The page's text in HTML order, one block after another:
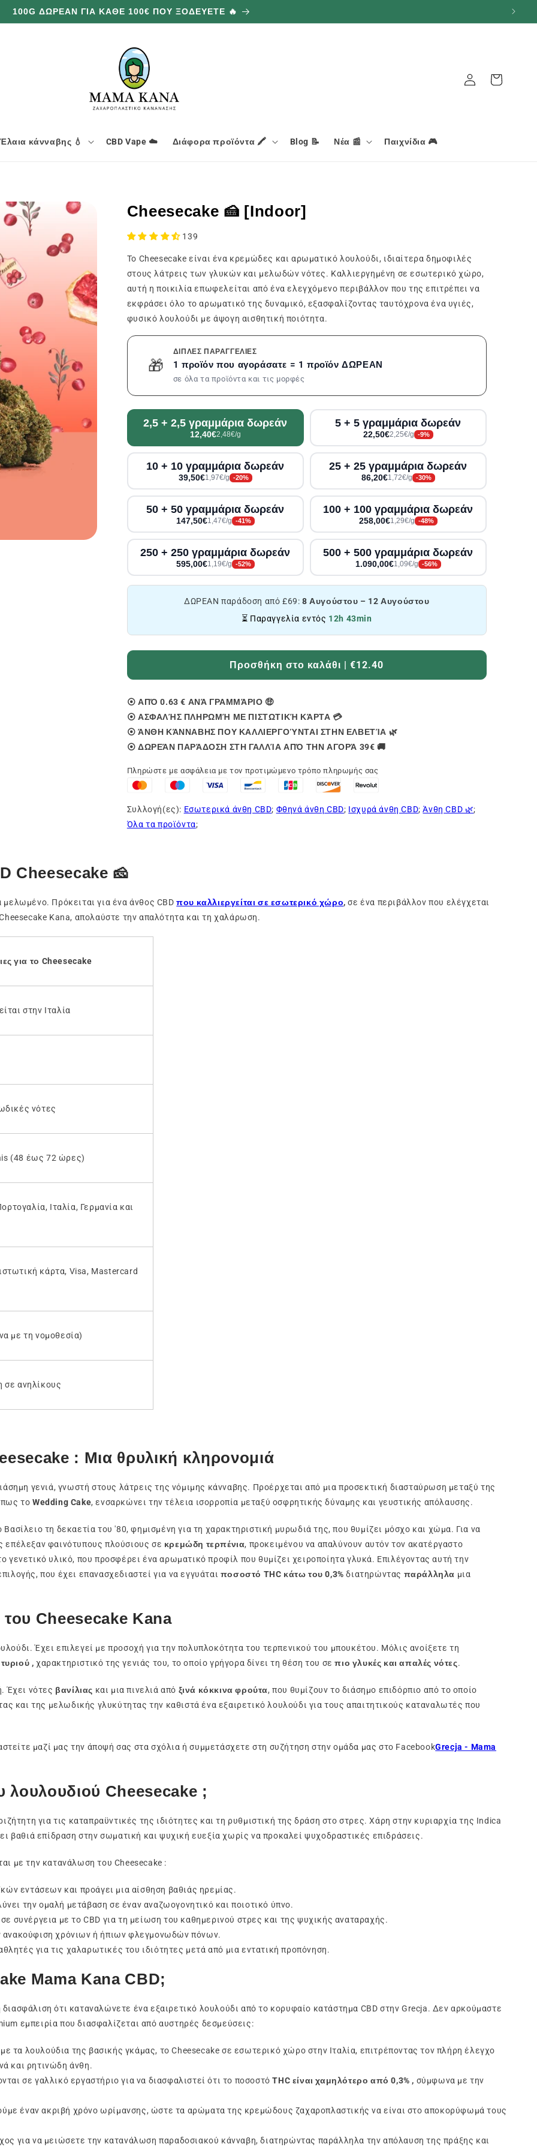
100G ΔΩΡΕΑΝ ΓΙΑ ΚΑΘΕ 100€ ΠΟΥ ΞΟΔΕΥΕΤΕ 🔥
Έλαια κάνναβης 💧 CBD Vape ☁️ Διάφορα προϊόντα 🖍️ Blog 📝 Νέα 📰 Παιχνίδια 🎮
Σύνδεση Καλάθι
Cheesecake 🍰 [Indoor]
139
Το Cheesecake είναι ένα κρεμώδες και αρωματικό λουλούδι, ιδιαίτερα δημοφιλές
στους λάτρεις των γλυκών και μελωδών νότες. Καλλιεργημένη σε εσωτερικό χώρο,
αυτή η ποικιλία επωφελείται από ένα ελεγχόμενο περιβάλλον που της επιτρέπει να
εκφράσει όλο το αρωματικό της δυναμικό, εξασφαλίζοντας ταυτόχρονα ένα υγιές,
φυσικό λουλούδι με άψογη αισθητική ποιότητα.
🎁
ΔΙΠΛΈΣ ΠΑΡΑΓΓΕΛΊΕΣ
1 προϊόν που αγοράσατε = 1 προϊόν ΔΩΡΕΑΝ
σε όλα τα προϊόντα και τις μορφές
2,5 + 2,5 γραμμάρια δωρεάν
12,40€2,48€/g
5 + 5 γραμμάρια δωρεάν
22,50€2,25€/g -9%
10 + 10 γραμμάρια δωρεάν
39,50€1,97€/g -20%
25 + 25 γραμμάρια δωρεάν
86,20€1,72€/g -30%
50 + 50 γραμμάρια δωρεάν
147,50€1,47€/g -41%
100 + 100 γραμμάρια δωρεάν
258,00€1,29€/g -48%
250 + 250 γραμμάρια δωρεάν
595,00€1,19€/g -52%
500 + 500 γραμμάρια δωρεάν
1.090,00€1,09€/g -56%
ΔΩΡΕΑΝ παράδοση από £69: 8 Αυγούστου – 12 Αυγούστου
⏳ Παραγγελία εντός 12h 43min
Προσθήκη στο καλάθι | €12.40
⦿ ΑΠΌ 0.63 € ΑΝΆ ΓΡΑΜΜΆΡΙΟ 🤑
⦿ ΑΣΦΑΛΉΣ ΠΛΗΡΩΜΉ ΜΕ ΠΙΣΤΩΤΙΚΉ ΚΆΡΤΑ 💳
⦿ ΆΝΘΗ ΚΆΝΝΑΒΗΣ ΠΟΥ ΚΑΛΛΙΕΡΓΟΎΝΤΑΙ ΣΤΗΝ ΕΛΒΕΤΊΑ 🌿
⦿ ΔΩΡΕΆΝ ΠΑΡΆΔΟΣΗ ΣΤΗ ΓΑΛΛΊΑ ΑΠΌ ΤΗΝ ΑΓΟΡΆ 39€ 🚚
Πληρώστε με ασφάλεια με τον προτιμώμενο τρόπο πληρωμής σας
Συλλογή(ες): Εσωτερικά άνθη CBD; Φθηνά άνθη CBD; Ισχυρά άνθη CBD;Άνθη CBD 🌿;
Όλα τα προϊόντα;
Cheesecake 🧀
μελωμένο. Πρόκειται για ένα άνθος CBDπου καλλιεργείται σε εσωτερικό χώρο, σε ένα περιβάλλον που ελέγχεται
Kana, απολαύστε την απαλότητα και τη χαλάρωση.
για το Cheesecake
στην Ιταλία
νότες
(48 έως 72 ώρες)
Ιταλία, Γερμανία και
κάρτα, Visa, Mastercard
με τη νομοθεσία)
σε ανηλίκους
: Μια θρυλική κληρονομιά
γενιά, γνωστή στους λάτρεις της νόμιμης κάνναβης. Προέρχεται από μια προσεκτική διασταύρωση μεταξύ της
τοWedding Cake, ενσαρκώνει την τέλεια ισορροπία μεταξύ οσφρητικής δύναμης και γευστικής απόλαυσης.
τη δεκαετία του '80, φημισμένη για τη χαρακτηριστική μυρωδιά της, που θυμίζει μόσχο και χώμα. Για να
επέλεξαν φαινότυπους πλούσιους σε κρεμώδη τερπένια, προκειμένου να απαλύνουν αυτόν τον ακατέργαστο
γενετικό υλικό, που προσφέρει ένα αρωματικό προφίλ που θυμίζει χειροποίητα γλυκά. Επιλέγοντας αυτή την
που έχει επανασχεδιαστεί για να εγγυάται ποσοστό THC κάτω του 0,3%διατηρώντας παράλληλα μια
Cheesecake Kana
Έχει επιλεγεί με προσοχή για την πολυπλοκότητα του τερπενικού του μπουκέτου. Μόλις ανοίξετε τη
,χαρακτηριστικό της γενιάς του, το οποίο γρήγορα δίνει τη θέση του σεπιο γλυκές και απαλές νότες.
Έχει νότες βανίλιας και μια πινελιά από ξινά κόκκινα φρούτα, που θυμίζουν το διάσημο επιδόρπιο από το οποίο
και της μελωδικής γλυκύτητας την καθιστά ένα εξαιρετικό λουλούδι για τους απαιτητικούς καταναλωτές που
μαζί μας την άποψή σας στα σχόλια ή συμμετάσχετε στη συζήτηση στην ομάδα μας στο FacebookGrecja - Mama
λουλουδιού Cheesecake ;
για τις καταπραϋντικές της ιδιότητες και τη ρυθμιστική της δράση στο στρες. Χάρη στην κυριαρχία της Indica
βαθιά επίδραση στην σωματική και ψυχική ευεξία χωρίς να προκαλεί ψυχοδραστικές επιδράσεις.
με την κατανάλωση του Cheesecake :
εντάσεων και προάγει μια αίσθηση βαθιάς ηρεμίας.
την ομαλή μετάβαση σε έναν αναζωογονητικό και ποιοτικό ύπνο.
συνέργεια με το CBD για τη μείωση του καθημερινού στρες και της ψυχικής αναταραχής.
ανακούφιση χρόνιων ή ήπιων φλεγμονωδών πόνων.
για τις χαλαρωτικές του ιδιότητες μετά από μια εντατική προπόνηση.
Mama Kana CBD;
ότι καταναλώνετε ένα εξαιρετικό λουλούδι από το κορυφαίο κατάστημα CBD στην Grecja. Δεν αρκούμαστε
εμπειρία που διασφαλίζεται από αυστηρές δεσμεύσεις:
τα λουλούδια της βασικής γκάμας, το Cheesecake σε εσωτερικό χώρο στην Ιταλία, επιτρέποντας τον πλήρη έλεγχο
και ρητινώδη άνθη.
σε γαλλικό εργαστήριο για να διασφαλιστεί ότι το ποσοστόTHC είναι χαμηλότερο από 0,3% , σύμφωνα με την
έναν ακριβή χρόνο ωρίμανσης, ώστε τα αρώματα της κρεμώδους ζαχαροπλαστικής να είναι στο αποκορύφωμά τους
για να μειώσετε την κατανάλωση παραδοσιακού κάνναβη, διατηρώντας παράλληλα την απόλαυση της πράξης και